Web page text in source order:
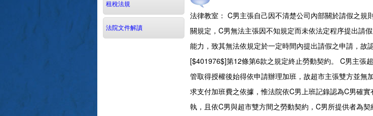
租稅法規
法院文件解讀
法律教室： C男主張自己因不清楚公司內部關於請假之規
關規定，C男無法主張因不知規定而未依法定程序提出請
能力，致其無法依規定於一定時間內提出請假之申請，
[$401976$]第12條第6款之規定終止勞動契約。 C男主張
管取得授權後始得依申請辦理加班，故超市主張雙方並
求支付加班費之依據，惟法院依C男上班記錄認為C男確
執，且依C男與超市雙方間之勞動契約，C男所提供者為